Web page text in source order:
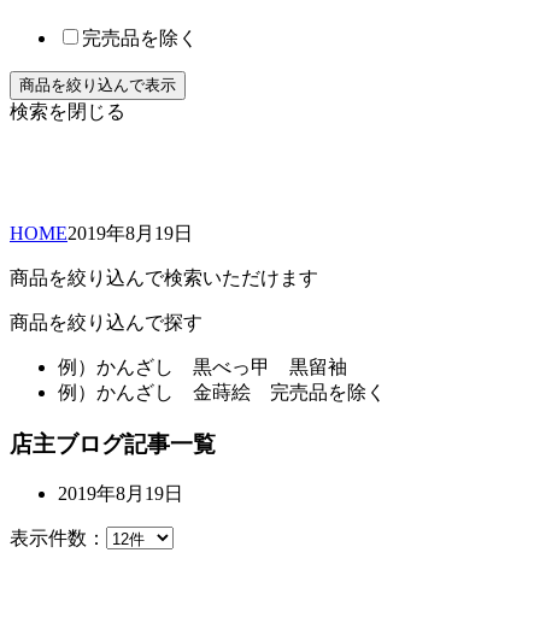
完売品を除く
検索を閉じる
HOME2019年8月 19日
商品を絞り込んで検索いただけます
商品を絞り込んで探す
例） かんざし 黒べっ甲 黒留袖
例） かんざし 金蒔絵 完売品を除く
店主ブログ記事一覧
2019年8月19日
表示件数：